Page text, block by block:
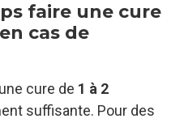
faire une cure
cas de
cure de 1 à 2
suffisante. Pour des